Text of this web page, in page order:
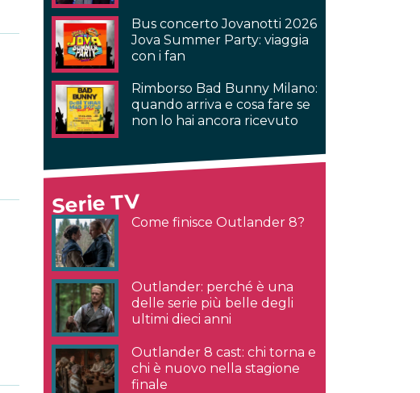
Bus concerto Jovanotti 2026
Jova Summer Party: viaggia
con i fan
Rimborso Bad Bunny Milano:
quando arriva e cosa fare se
non lo hai ancora ricevuto
Serie TV
Come finisce Outlander 8?
Outlander: perché è una
delle serie più belle degli
ultimi dieci anni
Outlander 8 cast: chi torna e
chi è nuovo nella stagione
finale